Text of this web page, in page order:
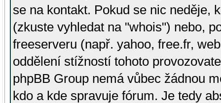
se na kontakt. Pokud se nic neděje,
(zkuste vyhledat na "whois") nebo,
freeserveru (např. yahoo, free.fr,
oddělení stížností tohoto
phpBB Group nemá vůbec žádnou
kdo a kde spravuje fórum. Je tedy